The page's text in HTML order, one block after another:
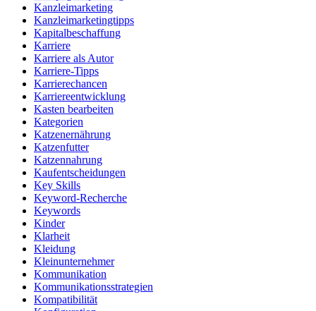
Kanzleimarketing
Kanzleimarketingtipps
Kapitalbeschaffung
Karriere
Karriere als Autor
Karriere-Tipps
Karrierechancen
Karriereentwicklung
Kasten bearbeiten
Kategorien
Katzenernährung
Katzenfutter
Katzennahrung
Kaufentscheidungen
Key Skills
Keyword-Recherche
Keywords
Kinder
Klarheit
Kleidung
Kleinunternehmer
Kommunikation
Kommunikationsstrategien
Kompatibilität